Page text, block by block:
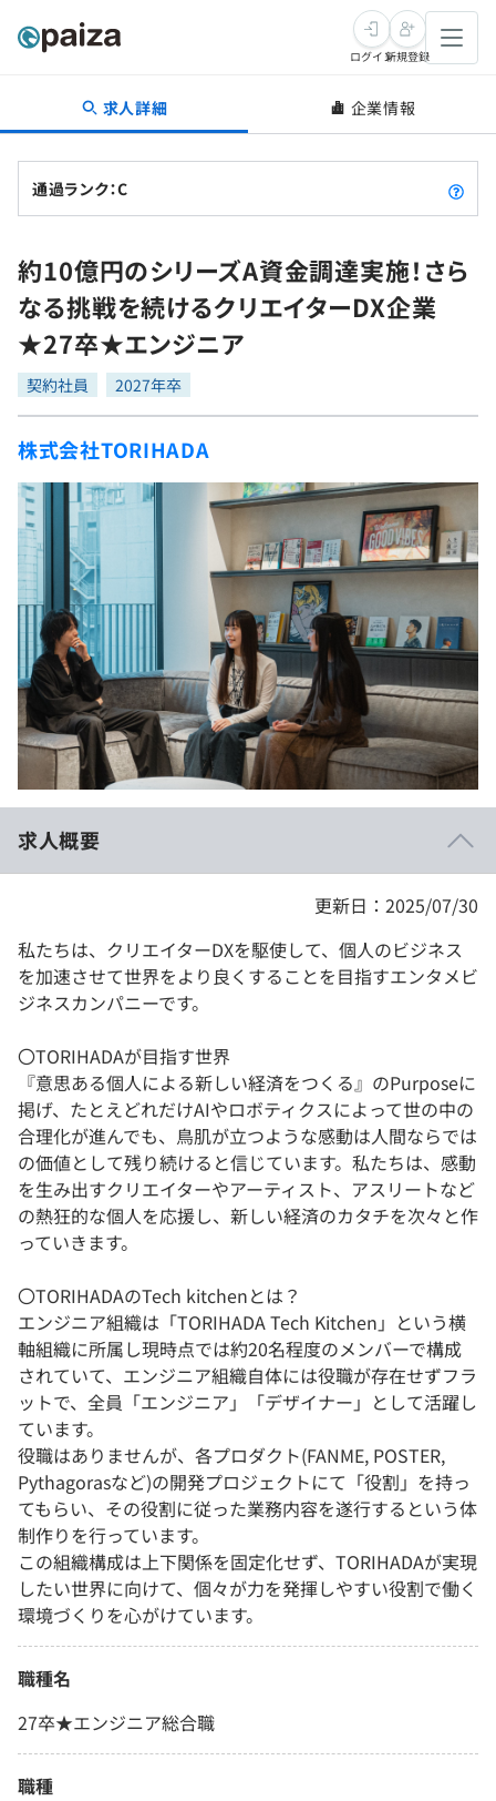
転職・キャリア
転職成功ガイド
転職エージェント
インタビュー
転職成功ガイド
新卒就活
求人検索
本選考
インターン
新卒エージェント
イベント・セミナー
インタビュー
就活成功ガイド
学習
問題集
4択課題
ナレッジ
リファレンス
プラン
個人向けプラン
法人向けプラン
学校向けプラン
契約内容・クーポン
プログラミング言語
評価結果一覧
再チャレンジ結果一覧
ゲーム・マンガ
Tech Team Journal
paiza times
note
paizaとは？
ログイン新規登録
求人詳細 企業情報
通過ランク：C
約10億円のシリーズA資金調達実施！さら
なる挑戦を続けるクリエイターDX企業
★27卒★エンジニア
契約社員 2027年卒
株式会社TORIHADA
求人概要
更新日：2025/07/30
私たちは、クリエイターDXを駆使して、個人のビジネス
を加速させて世界をより良くすることを目指すエンタメビ
ジネスカンパニーです。
〇TORIHADAが目指す世界
『意思ある個人による新しい経済をつくる』のPurposeに
掲げ、たとえどれだけAIやロボティクスによって世の中の
合理化が進んでも、鳥肌が立つような感動は人間ならでは
の価値として残り続けると信じています。私たちは、感動
を生み出すクリエイターやアーティスト、アスリートなど
の熱狂的な個人を応援し、新しい経済のカタチを次々と作
っていきます。
〇TORIHADAのTech kitchenとは？
エンジニア組織は「TORIHADA Tech Kitchen」という横
軸組織に所属し現時点では約20名程度のメンバーで構成
されていて、エンジニア組織自体には役職が存在せずフラ
ットで、全員「エンジニア」「デザイナー」として活躍し
ています。
役職はありませんが、各プロダクト(FANME, POSTER,
Pythagorasなど)の開発プロジェクトにて「役割」を持っ
てもらい、その役割に従った業務内容を遂行するという体
制作りを行っています。
この組織構成は上下関係を固定化せず、TORIHADAが実現
したい世界に向けて、個々が力を発揮しやすい役割で働く
環境づくりを心がけています。
職種名
27卒★エンジニア総合職
職種